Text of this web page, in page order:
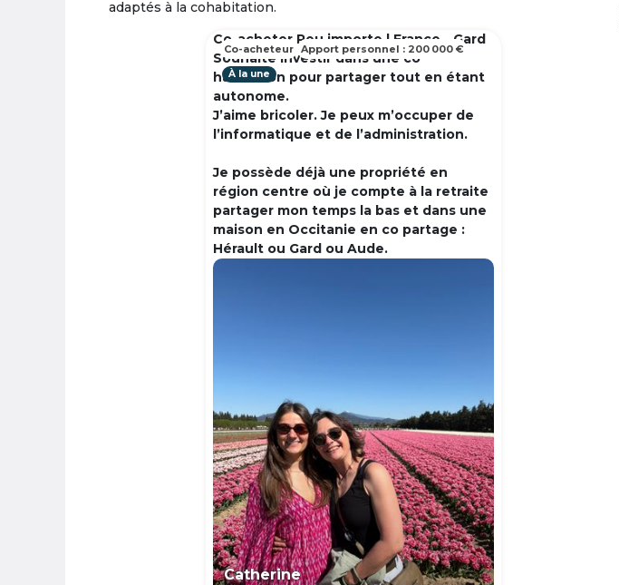
adaptés à la cohabitation.
Co-acheter Peu importe | France - Gard
Souhaite investir dans une co
habitation pour partager tout en étant
autonome.
J’aime bricoler. Je peux m’occuper de
l’informatique et de l’administration.
Je possède déjà une propriété en
région centre où je compte à la retraite
partager mon temps la bas et dans une
maison en Occitanie en co partage :
Hérault ou Gard ou Aude.
À la une
Catherine
Co-acheteur Apport personnel : 200 000 €